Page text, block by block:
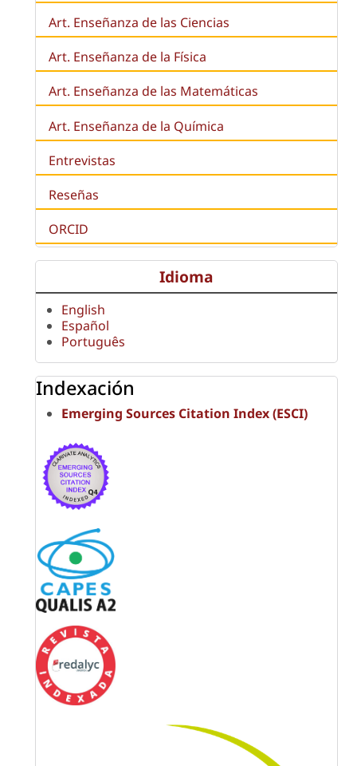
Art. Enseñanza de las Ciencias
Art. Enseñanza de la Física
Art. Enseñanza de las Matemáticas
Art. Enseñanza de la Química
Entrevistas
Reseñas
ORCID
Idioma
English
Español
Português
Indexación
Emerging Sources Citation Index (ESCI)